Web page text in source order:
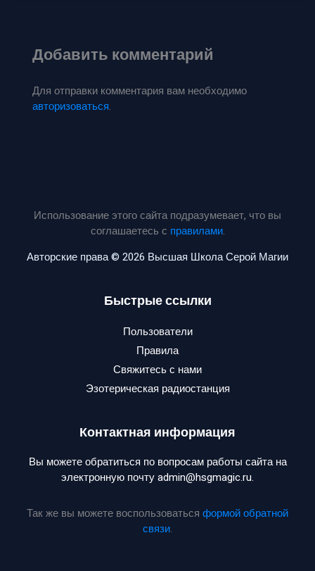
Добавить комментарий
Для отправки комментария вам необходимо
авторизоваться.
Использование этого сайта подразумевает, что вы
соглашаетесь с правилами.
Авторские права © 2026 Высшая Школа Серой Магии
Быстрые ссылки
Пользователи
Правила
Свяжитесь с нами
Эзотерическая радиостанция
Контактная информация
Вы можете обратиться по вопросам работы сайта на
электронную почту admin@hsgmagic.ru.
Так же вы можете воспользоваться формой обратной
связи.